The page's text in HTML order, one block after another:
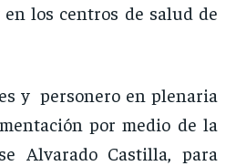
los centros de salud de
y personero en plenaria
por medio de la
Alvarado Castilla, para